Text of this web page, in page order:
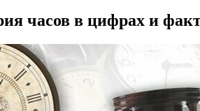
часов в цифрах и